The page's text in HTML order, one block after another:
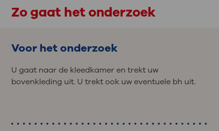
Zo gaat het onderzoek
Voor het onderzoek
U gaat naar de kleedkamer en trekt uw
bovenkleding uit. U trekt ook uw eventuele bh uit.